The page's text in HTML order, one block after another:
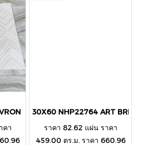
BEIGE GLOSS 30X60
คา
30X60 NHP22764 ART BRICK
ราคา 82.62 แผ่น ราคา
459.00 ตร.ม. ราคา 660.96